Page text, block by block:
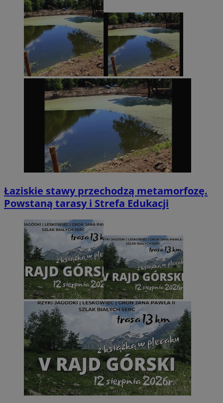
Łaziskie stawy przechodzą metamorfozę.
Powstaną tarasy i Strefa Edukacji